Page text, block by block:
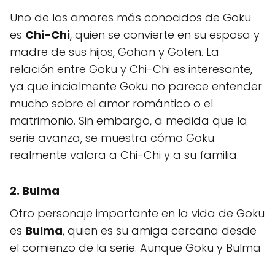
Uno de los amores más conocidos de Goku
es Chi-Chi, quien se convierte en su esposa y
madre de sus hijos, Gohan y Goten. La
relación entre Goku y Chi-Chi es interesante,
ya que inicialmente Goku no parece entender
mucho sobre el amor romántico o el
matrimonio. Sin embargo, a medida que la
serie avanza, se muestra cómo Goku
realmente valora a Chi-Chi y a su familia.
2. Bulma
Otro personaje importante en la vida de Goku
es Bulma, quien es su amiga cercana desde
el comienzo de la serie. Aunque Goku y Bulma